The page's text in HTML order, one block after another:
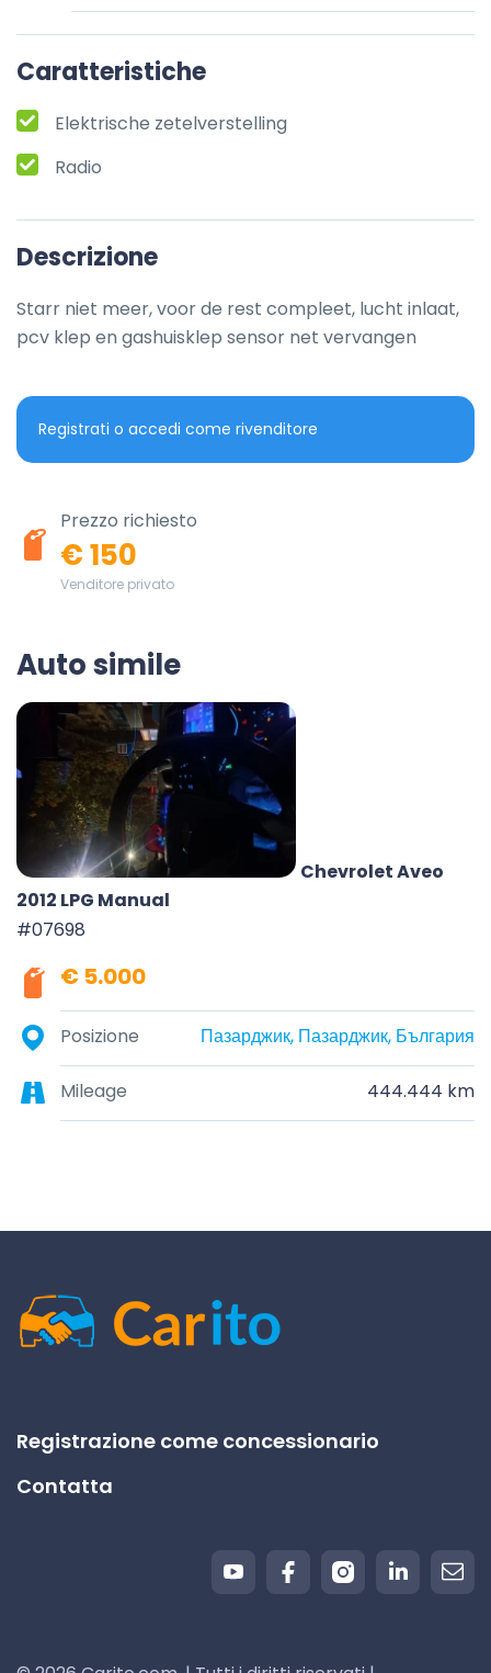
Caratteristiche
Elektrische zetelverstelling
Radio
Descrizione
Starr niet meer, voor de rest compleet, lucht inlaat,
pcv klep en gashuisklep sensor net vervangen
Registrati o accedi come rivenditore
Prezzo richiesto
€ 150
Venditore privato
Auto simile
Chevrolet Aveo
2012 LPG Manual
#07698
€ 5.000
Posizione Пазарджик, Пазарджик, България
Mileage 444.444 km
Registrazione come concessionario
Contatta